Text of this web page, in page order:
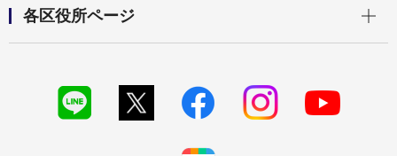
各区役所ページ